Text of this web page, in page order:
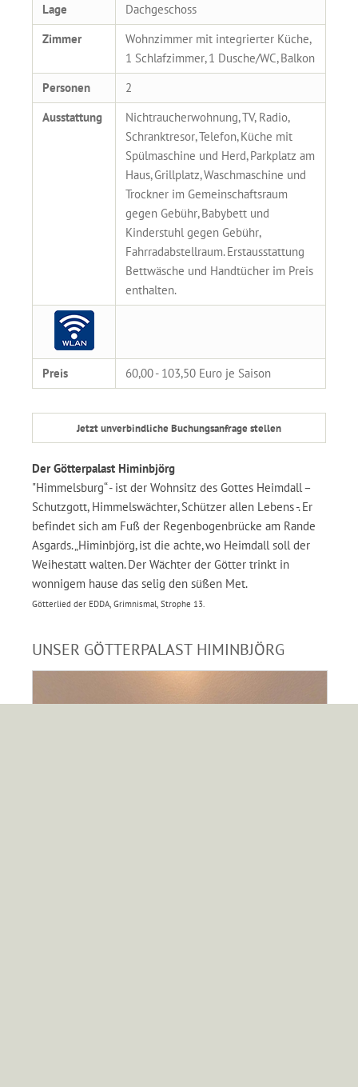
Lage
Dachgeschoss
Zimmer
Wohnzimmer mit integrierter Küche,
1 Schlafzimmer, 1 Dusche/WC, Balkon
Personen
2
Ausstattung
Nichtraucherwohnung, TV, Radio,
Schranktresor, Telefon, Küche mit
Spülmaschine und Herd, Parkplatz am
Haus, Grillplatz, Waschmaschine und
Trockner im Gemeinschaftsraum
gegen Gebühr, Babybett und
Kinderstuhl gegen Gebühr,
Fahrradabstellraum. Erstausstattung
Bettwäsche und Handtücher im Preis
enthalten.
Preis 60,00 - 103,50 Euro je Saison
Jetzt unverbindliche Buchungsanfrage stellen
Der Götterpalast Himinbjörg
"Himmelsburg“ - ist der Wohnsitz des Gottes Heimdall –
Schutzgott, Himmelswächter, Schützer allen Lebens -. Er
befindet sich am Fuß der Regenbogenbrücke am Rande
Asgards. „Himinbjörg, ist die achte, wo Heimdall soll der
Weihestatt walten. Der Wächter der Götter trinkt in
wonnigem hause das selig den süßen Met.
Götterlied der EDDA, Grimnismal, Strophe 13.
UNSER GÖTTERPALAST HIMINBJÖRG